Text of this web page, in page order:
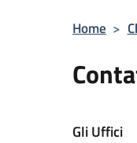
Home >
Gli Uffici